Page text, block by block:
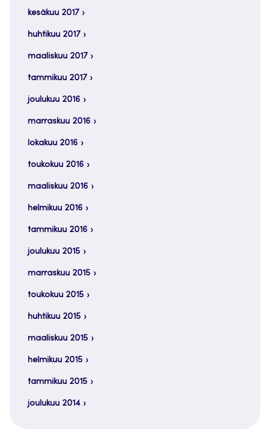
kesäkuu 2017
huhtikuu 2017
maaliskuu 2017
tammikuu 2017
joulukuu 2016
marraskuu 2016
lokakuu 2016
toukokuu 2016
maaliskuu 2016
helmikuu 2016
tammikuu 2016
joulukuu 2015
marraskuu 2015
toukokuu 2015
huhtikuu 2015
maaliskuu 2015
helmikuu 2015
tammikuu 2015
joulukuu 2014